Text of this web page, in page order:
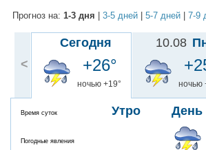
Прогноз на: 1-3 дня 3-5 дней 5-7 дней 7-9
<
Сегодня
+26°
ночью +19°
Время суток Утро День
Погодные явления
10.08
ночью